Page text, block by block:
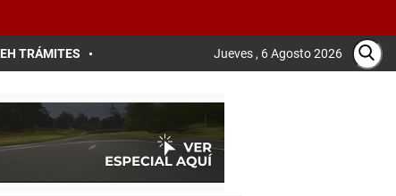
EH TRÁMITES Jueves , 6 Agosto 2026